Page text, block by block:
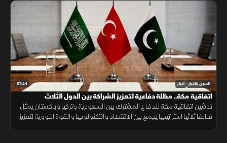
57:24 الشرق للأخبار أخبار
اتفاقية مكة.. مظلة دفاعية لتعزيز الشراكة بين الدول الثلاث
تدشين اتفاقية مكة للدفاع المشترك بين السعودية وتركيا وباكستان يمثل
تحالفا ثلاثيا استراتيجيا يجمع بين الاقتصاد والتكنولوجيا والقوة النووية لتعزيز